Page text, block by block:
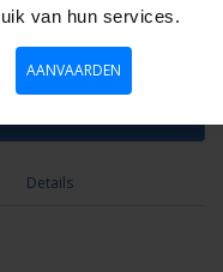
Details
van hun services.
AANVAARDEN